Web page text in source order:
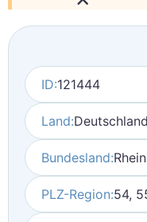
ID:121444
Land:Deutschland
Bundesland:
PLZ-Region:54,